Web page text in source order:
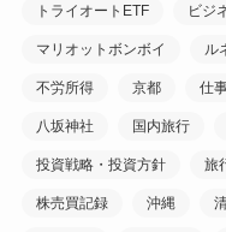
トライオートETF ビジ
マリオットボンボイ ル
不労所得 京都 仕
八坂神社 国内旅行
投資戦略・投資方針 旅
株売買記録 沖縄